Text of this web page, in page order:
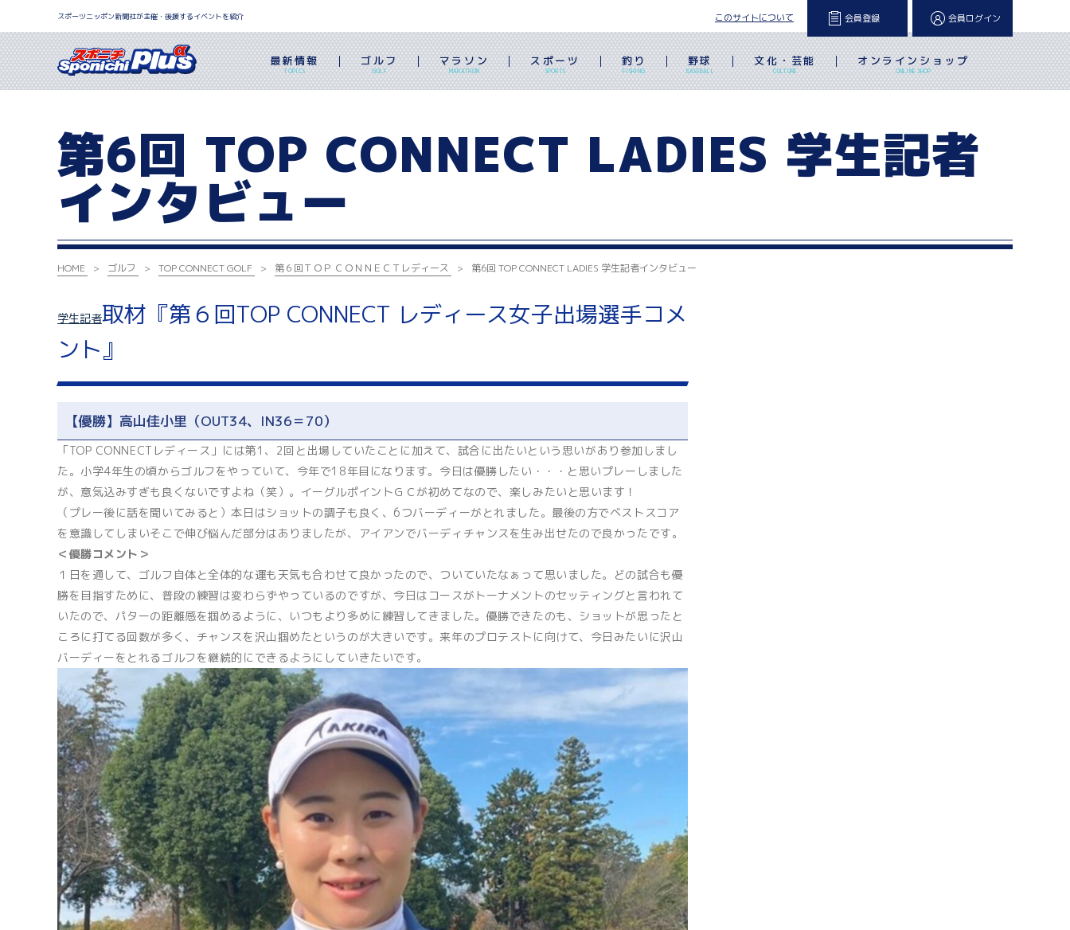
スポーツニッポン新聞社が主催・後援するイベントを紹介 このサイトについて 会員登録 会員ログイン
最新情報
TOPICS
ゴルフ
GOLF
マラソン
MARATHON
スポーツ
SPORTS
釣り
FISHING
野球
BASEBALL
文化・芸能
CULTURE
オンラインショップ
ONLINE SHOP
第6回 TOP CONNECT LADIES 学生記者
インタビュー
HOME ゴルフ TOP CONNECT GOLF 第６回ＴＯＰ ＣＯＮＮＥＣＴレディース 第6回 TOP CONNECT LADIES 学生記者インタビュー
学生記者取材『第６回TOP CONNECT レディース女子出場選手コメ
ント』
【優勝】高山佳小里（OUT34、IN36＝70）
「TOP CONNECTレディース」には第1、2回と出場していたことに加えて、試合に出たいという思いがあり参加しまし
た。小学4年生の頃からゴルフをやっていて、今年で18年目になります。今日は優勝したい・・・と思いプレーしました
が、意気込みすぎも良くないですよね（笑）。イーグルポイントＧＣが初めてなので、楽しみたいと思います！
（プレー後に話を聞いてみると）本日はショットの調子も良く、6つバーディーがとれました。最後の方でベストスコア
を意識してしまいそこで伸び悩んだ部分はありましたが、アイアンでバーディチャンスを生み出せたので良かったです。
＜優勝コメント＞
１日を通して、ゴルフ自体と全体的な運も天気も合わせて良かったので、ついていたなぁって思いました。どの試合も優
勝を目指すために、普段の練習は変わらずやっているのですが、今日はコースがトーナメントのセッティングと言われて
いたので、パターの距離感を掴めるように、いつもより多めに練習してきました。優勝できたのも、ショットが思ったと
ころに打てる回数が多く、チャンスを沢山掴めたというのが大きいです。来年のプロテストに向けて、今日みたいに沢山
バーディーをとれるゴルフを継続的にできるようにしていきたいです。